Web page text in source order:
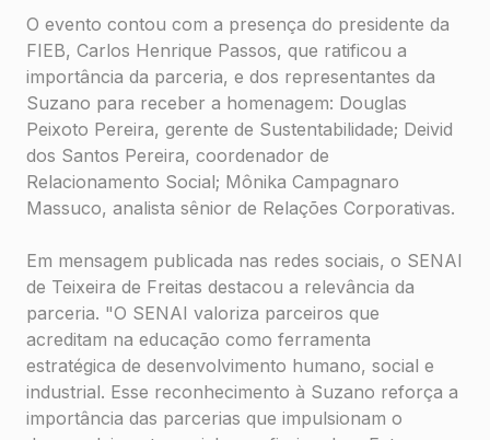
O evento contou com a presença do presidente da
FIEB, Carlos Henrique Passos, que ratificou a
importância da parceria, e dos representantes da
Suzano para receber a homenagem: Douglas
Peixoto Pereira, gerente de Sustentabilidade; Deivid
dos Santos Pereira, coordenador de
Relacionamento Social; Mônika Campagnaro
Massuco, analista sênior de Relações Corporativas.
Em mensagem publicada nas redes sociais, o SENAI
de Teixeira de Freitas destacou a relevância da
parceria. "O SENAI valoriza parceiros que
acreditam na educação como ferramenta
estratégica de desenvolvimento humano, social e
industrial. Esse reconhecimento à Suzano reforça a
importância das parcerias que impulsionam o